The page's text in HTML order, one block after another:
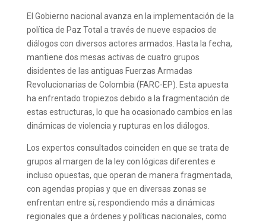
El Gobierno nacional avanza en la implementación de la
política de Paz Total a través de nueve espacios de
diálogos con diversos actores armados. Hasta la fecha,
mantiene dos mesas activas de cuatro grupos
disidentes de las antiguas Fuerzas Armadas
Revolucionarias de Colombia (FARC-EP). Esta apuesta
ha enfrentado tropiezos debido a la fragmentación de
estas estructuras, lo que ha ocasionado cambios en las
dinámicas de violencia y rupturas en los diálogos.
Los expertos consultados coinciden en que se trata de
grupos al margen de la ley con lógicas diferentes e
incluso opuestas, que operan de manera fragmentada,
con agendas propias y que en diversas zonas se
enfrentan entre sí, respondiendo más a dinámicas
regionales que a órdenes y políticas nacionales, como